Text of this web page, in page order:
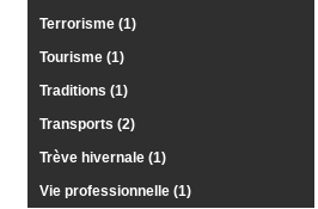
Terrorisme (1)
Tourisme (1)
Traditions (1)
Transports (2)
Trève hivernale (1)
Vie professionnelle (1)